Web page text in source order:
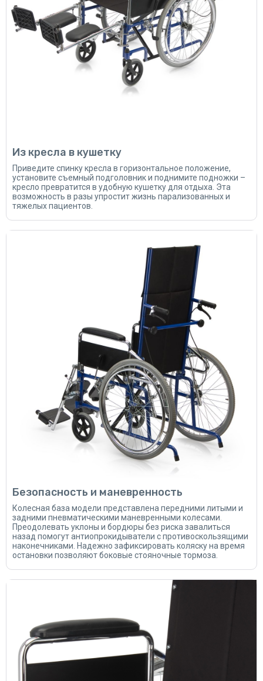
Из кресла в кушетку
Приведите спинку кресла в горизонтальное положение,
установите съемный подголовник и поднимите подножки –
кресло превратится в удобную кушетку для отдыха. Эта
возможность в разы упростит жизнь парализованных и
тяжелых пациентов.
Безопасность и маневренность
Колесная база модели представлена передними литыми и
задними пневматическими маневренными колесами.
Преодолевать уклоны и бордюры без риска завалиться
назад помогут антиопрокидыватели с противоскользящими
наконечниками. Надежно зафиксировать коляску на время
остановки позволяют боковые стояночные тормоза.